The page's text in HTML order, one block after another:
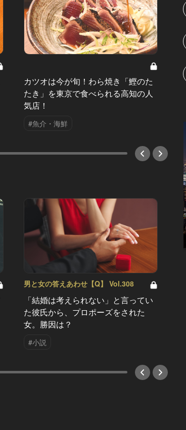
カツオは今が旬！わら焼き「鰹のた
たき」を東京で食べられる高知の人
気店！
#魚介・海鮮
男と女の答えあわせ【Q】 Vol.308
「結婚は考えられない」と言ってい
た彼氏から、プロポーズをされた
女。勝因は？
#小説